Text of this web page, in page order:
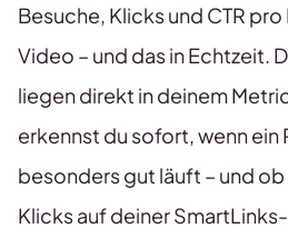
Besuche, Klicks und CTR
Video – und das in Echtzeit.
liegen direkt in deinem
erkennst du sofort, wenn ein
besonders gut läuft – und ob
Klicks auf deiner